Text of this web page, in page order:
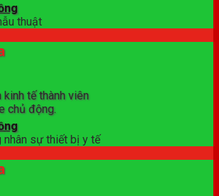
tế thành viên
chủ động.